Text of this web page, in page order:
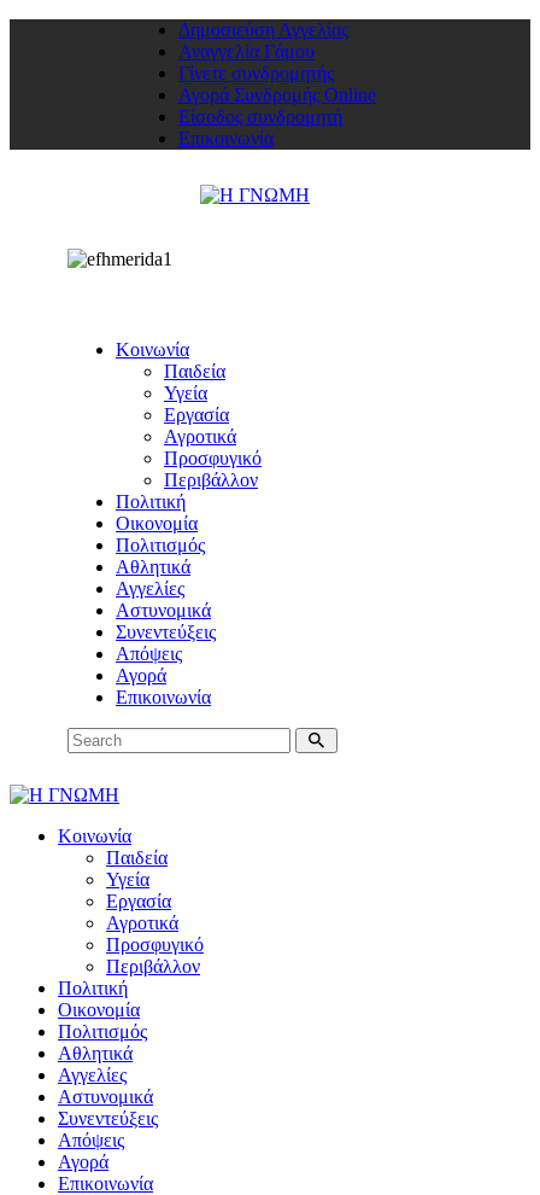
Δημοσιεύση Αγγελίας
Αναγγελία Γάμου
Γίνετε συνδρομητής
Αγορά Συνδρομής Online
Είσοδος συνδρομητή
Επικοινωνία
Κοινωνία
Παιδεία
Υγεία
Εργασία
Αγροτικά
Προσφυγικό
Περιβάλλον
Πολιτική
Οικονομία
Πολιτισμός
Αθλητικά
Αγγελίες
Αστυνομικά
Συνεντεύξεις
Απόψεις
Αγορά
Επικοινωνία
Κοινωνία
Παιδεία
Υγεία
Εργασία
Αγροτικά
Προσφυγικό
Περιβάλλον
Πολιτική
Οικονομία
Πολιτισμός
Αθλητικά
Αγγελίες
Αστυνομικά
Συνεντεύξεις
Απόψεις
Αγορά
Επικοινωνία